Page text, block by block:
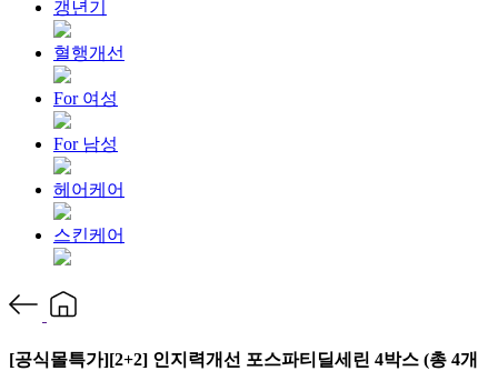
갱년기
혈행개선
For 여성
For 남성
헤어케어
스킨케어
[공식몰특가][2+2] 인지력개선 포스파티딜세린 4박스 (총 4개